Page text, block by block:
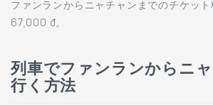
ファンランからニャチャンまでのチケッ
67,000 đ。
列車でファンランからニ
行く方法